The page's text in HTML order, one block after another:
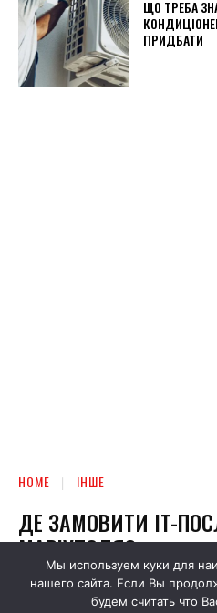
ЩО ТРЕБА
ПРИДБАТИ
Мы используем куки для
нашего сайта. Если Вы
будем считать что